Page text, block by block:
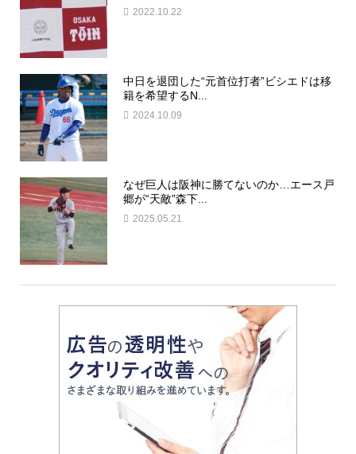
2022.10.22
中日を退団した“元首位打者”ビシエドは移
籍を希望するN...
2024.10.09
なぜ巨人は阪神に勝てないのか…エース戸
郷が“天敵”森下...
2025.05.21